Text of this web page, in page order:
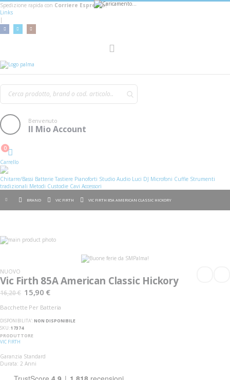
Spedizione rapida con Corriere Espresso!
Links
|
Benvenuto
Il Mio Account
Cart
0
Carrello
Chitarre/Bassi Batterie Tastiere Pianoforti Studio Audio Luci DJ Microfoni Cuffie Strumenti
tradizionali Metodi Custodie Cavi Accessori
BRAND VIC FIRTH VIC FIRTH 85A AMERICAN CLASSIC HICKORY
Vai
alla
galleria
di
immagini
galleria
di
immagini
NUOVO
Vic Firth 85A American Classic Hickory
16,20 € 15,90 €
Bacchette Per Batteria
DISPONIBILITA':NON DISPONIBILE
SKU 17374
PRODUTTORE
VIC FIRTH
Garanzia Standard
Durata: 2 Anni